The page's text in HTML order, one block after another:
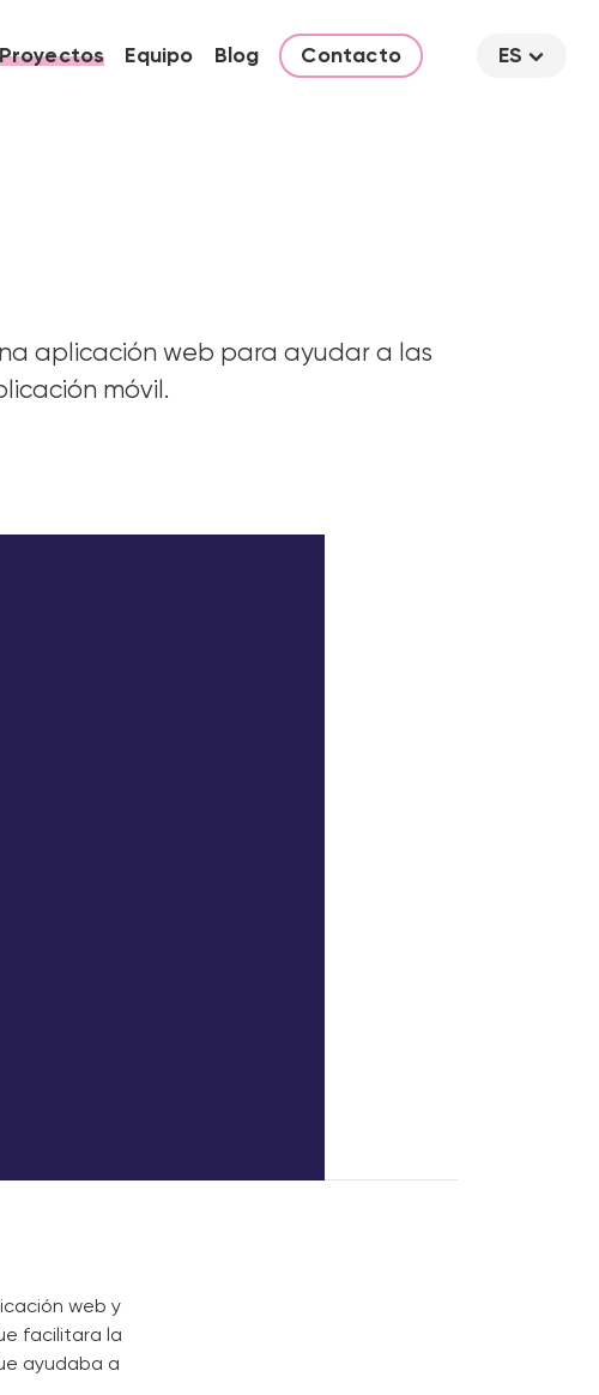
Proyectos Equipo Blog Contacto ES
aplicación web para ayudar a las
móvil.
web y
facilitara la
ayudaba a